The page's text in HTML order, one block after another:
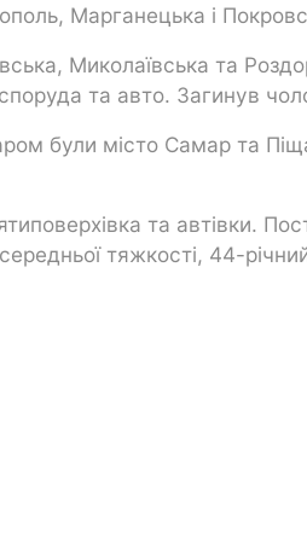
Марганецька і
Миколаївська та
та авто. Загинув
були місто Самар та
та автівки.
середньої тяжкості, 44-